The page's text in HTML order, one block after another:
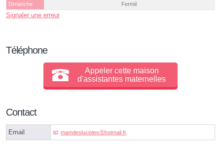
Dimanche
Fermé
Signaler une erreur
Téléphone
Appeler cette maison
d'assistantes maternelles
Contact
Email mamdesluciolesⓐhotmail.fr